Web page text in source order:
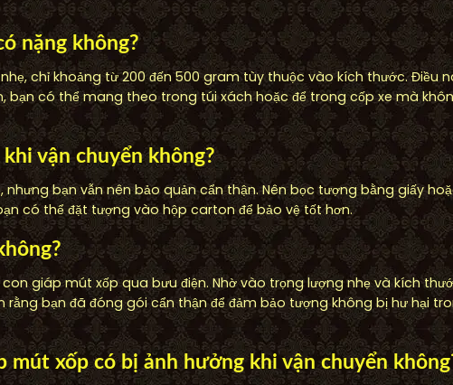
nặng không?
chỉ khoảng từ 200 đến 500 gram tùy thuộc vào kích thước. Điều
bạn có thể mang theo trong túi xách hoặc để trong cốp xe mà
vận chuyển không?
bạn vẫn nên bảo quản cẩn thận. Nên bọc tượng bằng giấy
có thể đặt tượng vào hộp carton để bảo vệ tốt hơn.
giáp mút xốp qua bưu điện. Nhờ vào trọng lượng nhẹ và kích
rằng bạn đã đóng gói cẩn thận để đảm bảo tượng không bị hư hại
mút xốp có bị ảnh hưởng khi vận chuyển